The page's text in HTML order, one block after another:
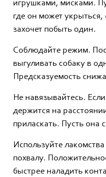
игрушками, мисками.
где он может укрыться,
захочет побыть один.
Соблюдайте режим.
выгуливать собаку в
Предсказуемость
Не навязывайтесь.
держится на
приласкать. Пусть она
Используйте лакомства
похвалу.
быстрее наладить